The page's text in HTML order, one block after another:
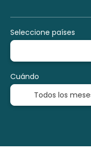
Seleccione países
Cuándo